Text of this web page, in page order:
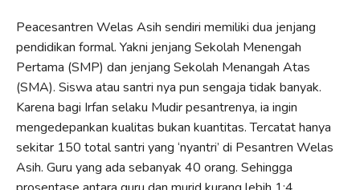
Peacesantren Welas Asih sendiri memiliki dua jenjang
pendidikan formal. Yakni jenjang Sekolah Menengah
Pertama (SMP) dan jenjang Sekolah Menangah Atas
(SMA). Siswa atau santri nya pun sengaja tidak banyak.
Karena bagi Irfan selaku Mudir pesantrenya, ia ingin
mengedepankan kualitas bukan kuantitas. Tercatat hanya
sekitar 150 total santri yang ‘nyantri’ di Pesantren Welas
Asih. Guru yang ada sebanyak 40 orang. Sehingga